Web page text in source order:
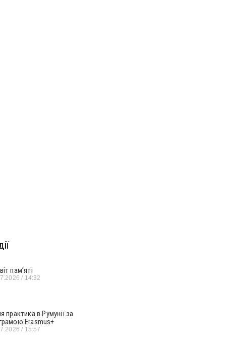
пам’яті
14:32
практика в Румунії за
Erasmus+
15:57